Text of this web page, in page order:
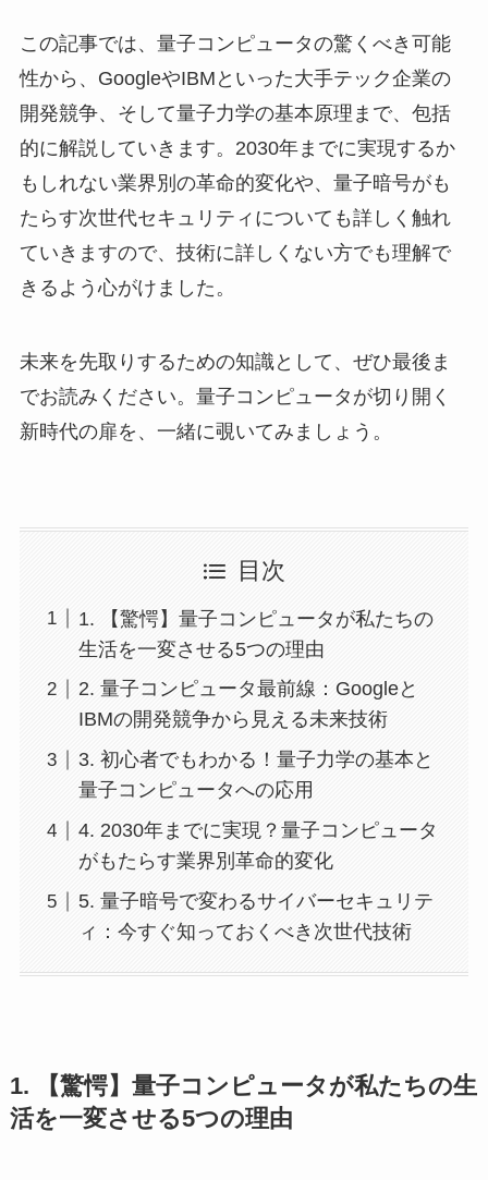
この記事では、量子コンピュータの驚くべき可能
性から、GoogleやIBMといった大手テック企業の
開発競争、そして量子力学の基本原理まで、包括
的に解説していきます。2030年までに実現するか
もしれない業界別の革命的変化や、量子暗号がも
たらす次世代セキュリティについても詳しく触れ
ていきますので、技術に詳しくない方でも理解で
きるよう心がけました。
未来を先取りするための知識として、ぜひ最後ま
でお読みください。量子コンピュータが切り開く
新時代の扉を、一緒に覗いてみましょう。
目次
1. 【驚愕】量子コンピュータが私たちの
生活を一変させる5つの理由
2. 量子コンピュータ最前線：Googleと
IBMの開発競争から見える未来技術
3. 初心者でもわかる！量子力学の基本と
量子コンピュータへの応用
4. 2030年までに実現？量子コンピュータ
がもたらす業界別革命的変化
5. 量子暗号で変わるサイバーセキュリテ
ィ：今すぐ知っておくべき次世代技術
1. 【驚愕】量子コンピュータが私たちの生
活を一変させる5つの理由